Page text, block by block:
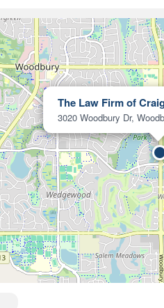
The Law Firm of
3020 Woodbury Dr,